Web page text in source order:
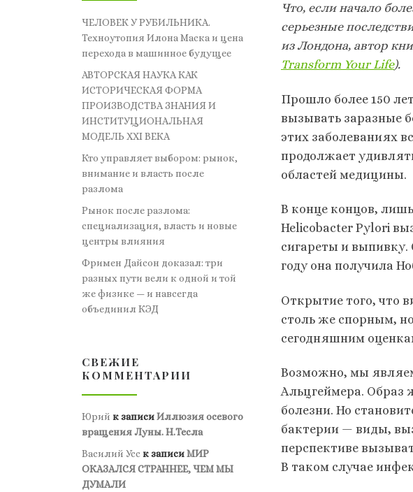
Что, если начало
серьезные
из Лондона, автор
Transform Your Life).
Прошло более 150
вызывать заразные
этих заболеваниях
продолжает
областей медицины.
В конце концов,
Helicobacter Pylori
сигареты и выпивку.
году она получила
Открытие того, что
столь же спорным,
сегодняшним
Возможно, мы
Альцгеймера. Образ
болезни. Но
бактерии — виды,
перспективе
В таком случае
ЧЕЛОВЕК У РУБИЛЬНИКА.
Техноутопия Илона Маска и цена
перехода в машинное будущее
АВТОРСКАЯ НАУКА КАК
ИСТОРИЧЕСКАЯ ФОРМА
ПРОИЗВОДСТВА ЗНАНИЯ И
ИНСТИТУЦИОНАЛЬНАЯ
МОДЕЛЬ XXI ВЕКА
Кто управляет выбором: рынок,
внимание и власть после
разлома
Рынок после разлома:
специализация, власть и новые
центры влияния
Фримен Дайсон доказал: три
разных пути вели к одной и той
же физике — и навсегда
объединил КЭД
СВЕЖИЕ
КОММЕНТАРИИ
Юрий к записиИллюзия осевого
вращения Луны. Н.Тесла
Василий Усс к записиМИР
ОКАЗАЛСЯ СТРАННЕЕ, ЧЕМ МЫ
ДУМАЛИ